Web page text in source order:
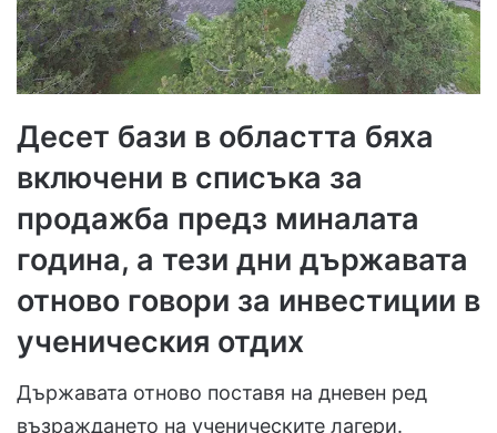
Десет бази в областта бяха
включени в списъка за
продажба предз миналата
година, а тези дни държавата
отново говори за инвестиции в
ученическия отдих
Държавата отново поставя на дневен ред
възраждането на ученическите лагери.